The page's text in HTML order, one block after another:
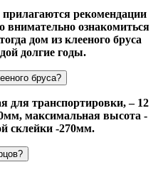
прилагаются рекомендации
внимательно ознакомиться
дом из клееного бруса
долгие годы.
бруса?
для транспортировки, – 12
максимальная высота -
склейки -270мм.